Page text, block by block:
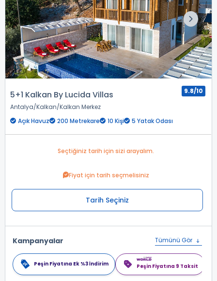
5+1 Kalkan By Lucida Villas
Antalya Kalkan Kalkan Merkez
9.8/10
Açık Havuz 200 Metrekare 10 Kişi 5 Yatak Odası
Seçtiğiniz tarih için sizi arayalım.
Fiyat için tarih seçmelisiniz
Tarih Seçiniz
Kampanyalar Tümünü Gör
Peşin Fiyatına Ek %3 İndirim Peşin Fiyatına 9 Taksit